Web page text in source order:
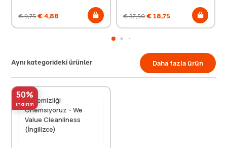
€9,75€4,88 €37,50€18,75
Aynı kategorideki ürünler Daha fazla ürün
50%
indirim